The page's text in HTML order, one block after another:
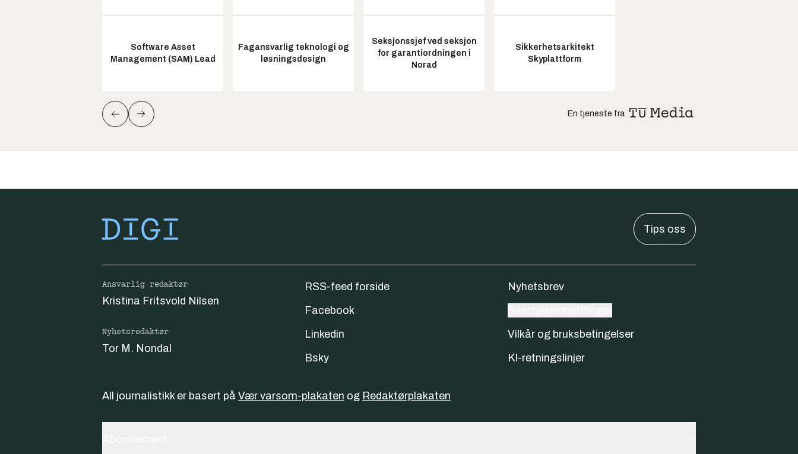
Software Asset
Management (SAM) Lead
Fagansvarlig teknologi og
løsningsdesign
Seksjonssjef ved seksjon
for garantiordningen i
Norad
Sikkerhetsarkitekt
Skyplattform
En tjeneste fra
Tips oss
Ansvarlig redaktør
Kristina Fritsvold Nilsen
Nyhetsredaktør
Tor M. Nondal
RSS-feed forside
Facebook
Linkedin
Bsky
Nyhetsbrev
Vilkår og bruksbetingelser
KI-retningslinjer
All journalistikk er basert på Vær varsom-plakaten og Redaktørplakaten